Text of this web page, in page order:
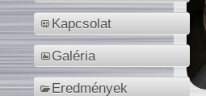
Kapcsolat
Galéria
Eredmények